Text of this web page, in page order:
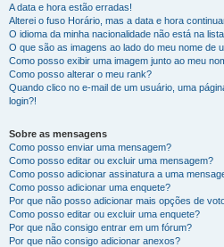
A data e hora estão erradas!
Alterei o fuso Horário, mas a data e hora
O idioma da minha nacionalidade não está na
O que são as imagens ao lado do meu nome de
Como posso exibir uma imagem junto ao meu
Como posso alterar o meu rank?
Quando clico no e-mail de um usuário, uma
login?!
Sobre as mensagens
Como posso enviar uma mensagem?
Como posso editar ou excluir uma mensagem?
Como posso adicionar assinatura a uma
Como posso adicionar uma enquete?
Por que não posso adicionar mais opções de
Como posso editar ou excluir uma enquete?
Por que não consigo entrar em um fórum?
Por que não consigo adicionar anexos?